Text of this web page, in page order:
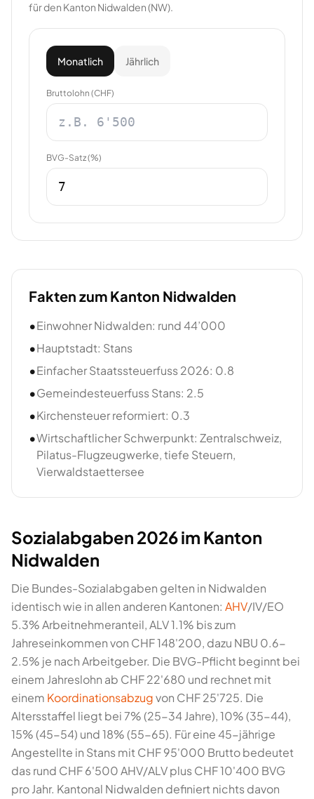
für den Kanton Nidwalden(NW).
Monatlich Jährlich
Bruttolohn (CHF)
BVG-Satz (%)
Fakten zum Kanton Nidwalden
•Einwohner Nidwalden: rund 44’000
•Hauptstadt: Stans
•Einfacher Staatssteuerfuss 2026: 0.8
•Gemeindesteuerfuss Stans: 2.5
•Kirchensteuer reformiert: 0.3
•Wirtschaftlicher Schwerpunkt: Zentralschweiz,
Pilatus-Flugzeugwerke, tiefe Steuern,
Vierwaldstaettersee
Sozialabgaben 2026 im Kanton
Nidwalden
Die Bundes-Sozialabgaben gelten in Nidwalden
identisch wie in allen anderen Kantonen: AHV/IV/EO
5.3% Arbeitnehmeranteil, ALV 1.1% bis zum
Jahreseinkommen von CHF 148'200, dazu NBU 0.6-
2.5% je nach Arbeitgeber. Die BVG-Pflicht beginnt bei
einem Jahreslohn ab CHF 22'680 und rechnet mit
einem Koordinationsabzugvon CHF 25'725. Die
Altersstaffel liegt bei 7% (25-34 Jahre), 10% (35-44),
15% (45-54) und 18% (55-65). Für eine 45-jährige
Angestellte in Stans mit CHF 95'000 Brutto bedeutet
das rund CHF 6'500 AHV/ALV plus CHF 10'400 BVG
pro Jahr. Kantonal Nidwalden definiert nichts davon